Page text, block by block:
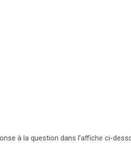
à la question dans l’affiche ci-